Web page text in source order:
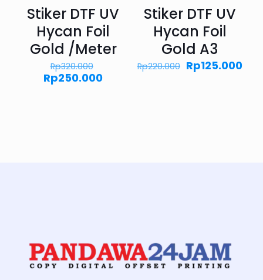
Stiker DTF UV
Hycan Foil
Gold /Meter
Rp320.000
aslinya
Rp250.000Harga
Stiker DTF UV
Hycan Foil
Gold A3
Rp220.000 Harga
aslinya
Rp125.000